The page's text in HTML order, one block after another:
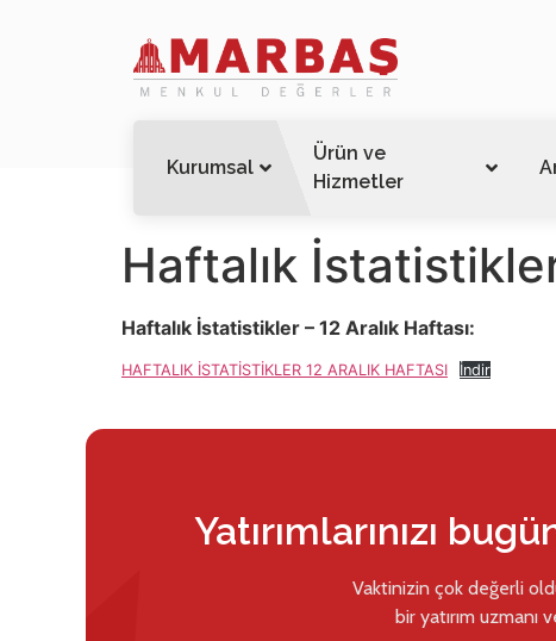
Kurumsal
Ürün ve
Hizmetler
Haftalık
Haftalık İstatistikler – 12 Aralık Haftası:
HAFTALIK İSTATİSTİKLER 12 ARALIK HAFTASI İndir
Yatırımlarınızı
Vaktinizin çok değerli
bir yatırım